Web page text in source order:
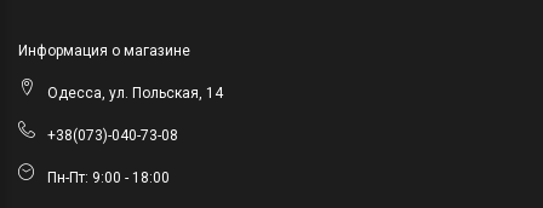
Информация о магазине
Одесса, ул. Польская, 14
+38(073)-040-73-08
Пн-Пт: 9:00 - 18:00